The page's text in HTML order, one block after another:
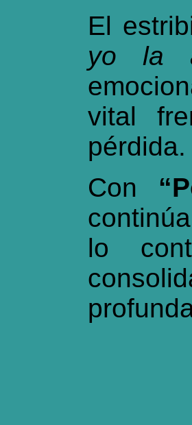
El
yo la
vital
pérdida.
Con
lo